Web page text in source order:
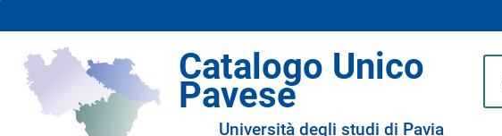
Catalogo Unico
Pavese
Università degli studi di Pavia